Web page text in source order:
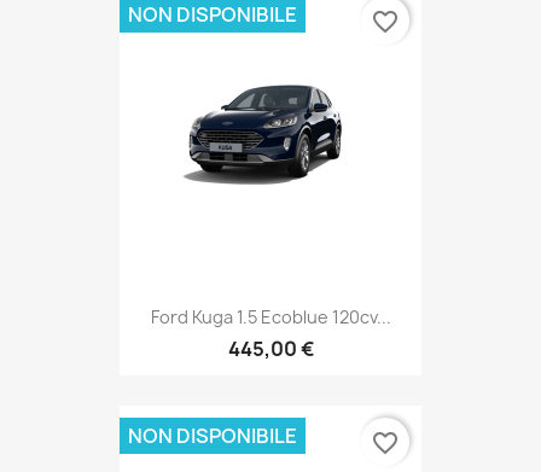
Ford Kuga 1.5 Ecoblue 120cv...
445,00 €
NON DISPONIBILE favorite_border
NON DISPONIBILE favorite_border